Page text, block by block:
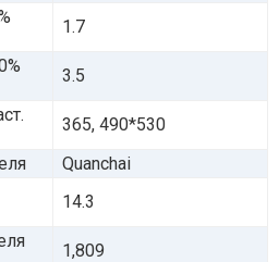
1.7
3.5
365, 490*530
Quanchai
14.3
1,809